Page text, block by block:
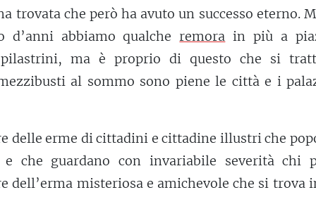
trovata che però ha avuto un successo eterno.
d’anni abbiamo qualche remora in più a
ma è proprio di questo che si
al sommo sono piene le città e i
delle erme di cittadini e cittadine illustri che
che guardano con invariabile severità chi
dell’erma misteriosa e amichevole che si trova